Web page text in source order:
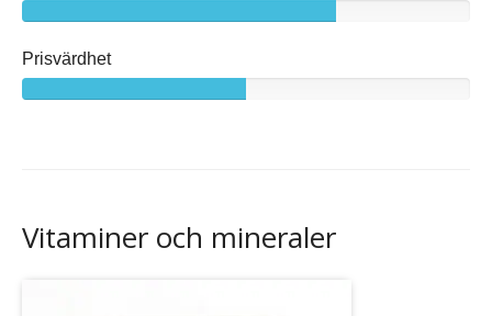
Prisvärdhet
Vitaminer och mineraler